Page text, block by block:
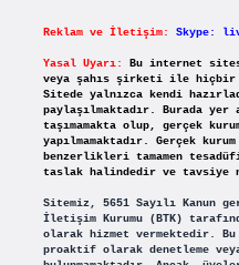
Reklam ve İletişim: Skype:
Yasal Uyarı:
Bu internet
veya şahıs şirketi ile hiçbir
Sitede yalnızca kendi
paylaşılmaktadır. Burada
taşımamakta olup, gerçek
yapılmamaktadır. Gerçek
benzerlikleri tamamen
taslak halindedir ve tavsiye
Sitemiz, 5651 Sayılı Kanun
İletişim Kurumu (BTK)
olarak hizmet vermektedir.
proaktif olarak denetleme veya